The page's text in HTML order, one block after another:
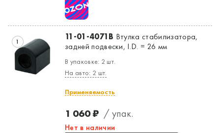
1 11-01-4071B Втулка стабилизатора,
задней подвески, I.D. = 26 мм
В упаковке: 2 шт.
На авто: 2 шт.
Применяемость
1 060 ₽ / упак.
Нет в наличии